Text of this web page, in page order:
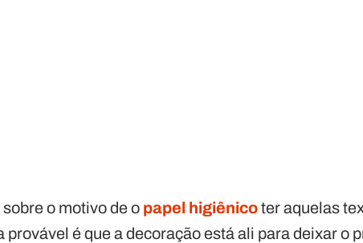
o motivo de o papel higiênicoter aquelas
provável é que a decoração está ali para deixar o